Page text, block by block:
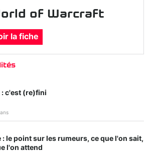
of Warcraft
la fiche
: c'est (re)fini
: le point sur les rumeurs, ce que l'on sait,
l'on attend